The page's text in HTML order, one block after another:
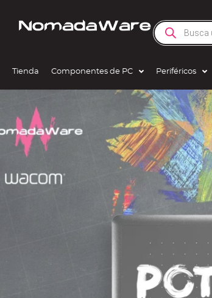
Tienda Componentes de PC Periféricos